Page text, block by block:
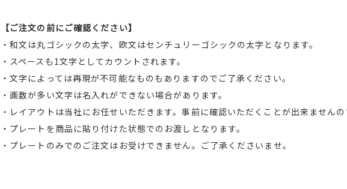
【ご注文の前にご確認ください】
・和文は丸ゴシックの太字、欧文はセンチュリーゴシックの太字となります。
・スペースも1文字としてカウントされます。
・文字によっては再現が不可能なものもありますのでご了承ください。
・画数が多い文字は名入れができない場合があります。
・レイアウトは当社にお任せいただきます。事前に確認いただくことが出来ませんの
・プレートを商品に貼り付けた状態でのお渡しとなります。
・プレートのみでのご注文はお受けできません。ご了承くださいませ。